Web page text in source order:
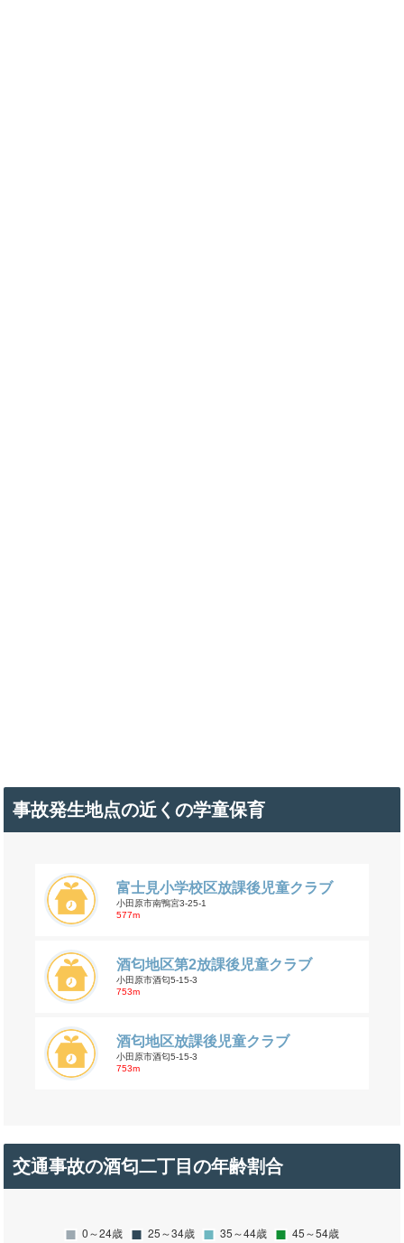
事故発生地点の近くの学童保育
富士見小学校区放課後児童クラブ
小田原市南鴨宮3-25-1
577m
酒匂地区第2放課後児童クラブ
小田原市酒匂5-15-3
753m
酒匂地区放課後児童クラブ
小田原市酒匂5-15-3
753m
交通事故の酒匂二丁目の年齢割合